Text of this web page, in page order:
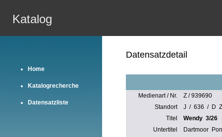
Katalog
Home
Katalogrecherche
Datensatzliste
Datensatzdetail
Medienart / Nr.
Z / 939690
Standort
J / 636 / D
Titel
Wendy 3/26
Untertitel
Dartmoor